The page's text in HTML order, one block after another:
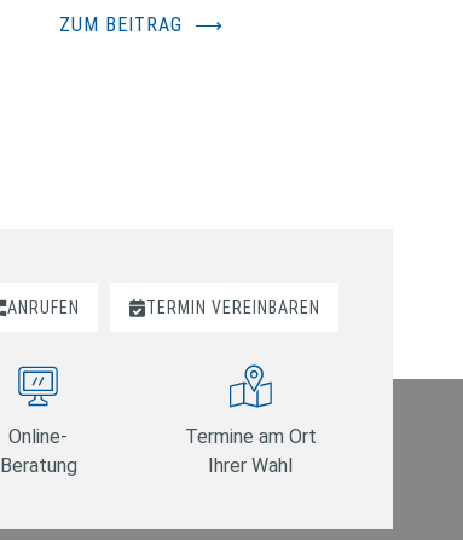
ZUM BEITRAG ⟶
ANRUFEN TERMIN VEREINBAREN
Online-
Beratung
Termine am Ort
Ihrer Wahl